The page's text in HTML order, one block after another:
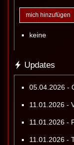
mich hinzufügen
keine
Updates
05.04.2026 -
11.01.2026 -
11.01.2026 -
11.01.2026 -